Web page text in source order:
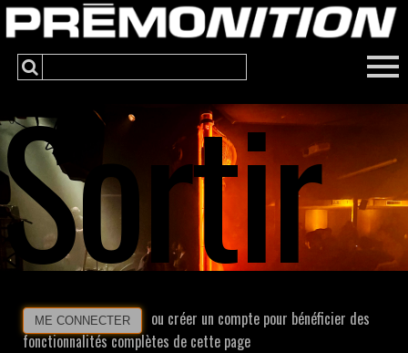
Sortir
ME CONNECTER
ou créer un compte pour bénéficier des
fonctionnalités complètes de cette page